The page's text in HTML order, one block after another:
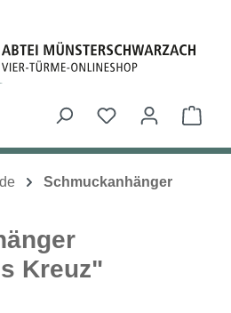
Du hast 0
Schmuckanhänger
Kreuz"